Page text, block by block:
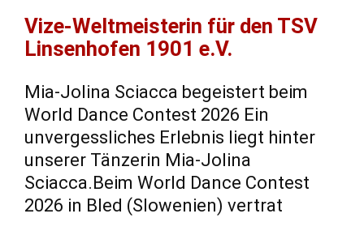
Vize-Weltmeisterin für den TSV
Linsenhofen 1901 e.V.
Mia-Jolina Sciacca begeistert beim
World Dance Contest 2026 Ein
unvergessliches Erlebnis liegt hinter
unserer Tänzerin Mia-Jolina
Sciacca.Beim World Dance Contest
2026 in Bled (Slowenien) vertrat